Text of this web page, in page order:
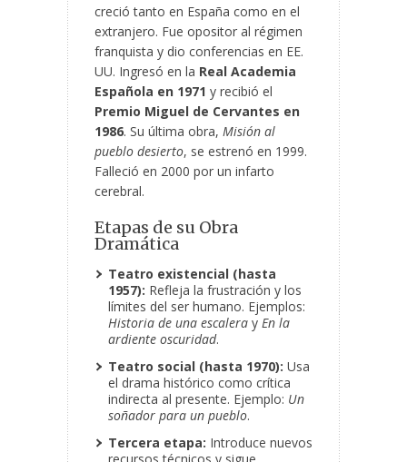
creció tanto en España como en el
extranjero. Fue opositor al régimen
franquista y dio conferencias en EE.
UU. Ingresó en la Real Academia
Española en 1971 y recibió el
Premio Miguel de Cervantes en
1986. Su última obra, Misión al
pueblo desierto, se estrenó en 1999.
Falleció en 2000 por un infarto
cerebral.
Etapas de su Obra
Dramática
Teatro existencial (hasta
1957): Refleja la frustración y los
límites del ser humano. Ejemplos:
Historia de una escalera y En la
ardiente oscuridad.
Teatro social (hasta 1970): Usa
el drama histórico como crítica
indirecta al presente. Ejemplo: Un
soñador para un pueblo.
Tercera etapa: Introduce nuevos